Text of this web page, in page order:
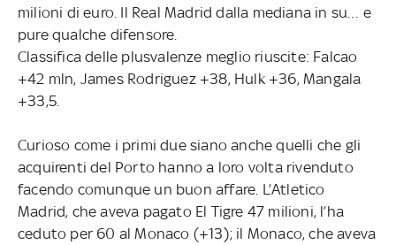
milioni di euro. Il Real Madrid dalla mediana in su… e
pure qualche difensore.
Classifica delle plusvalenze meglio riuscite: Falcao
+42 mln, James Rodriguez +38, Hulk +36, Mangala
+33,5.
Curioso come i primi due siano anche quelli che gli
acquirenti del Porto hanno a loro volta rivenduto
facendo comunque un buon affare. L’Atletico
Madrid, che aveva pagato El Tigre 47 milioni, l’ha
ceduto per 60 al Monaco (+13); il Monaco, che aveva